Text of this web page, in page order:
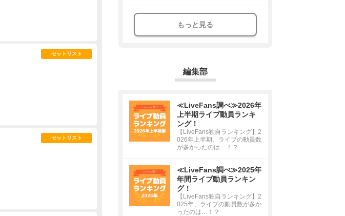
セットリスト
セットリスト
もっと見る
編集部
≪LiveFans調べ≫2026年
上半期ライブ動員ランキ
ング！
【LiveFans独自ランキング】2
026年上半期、ライブの動員数
が多かったのは…！？
≪LiveFans調べ≫2025年
年間ライブ動員ランキン
グ！
【LiveFans独自ランキング】2
025年、ライブの動員数が多か
ったのは…！？